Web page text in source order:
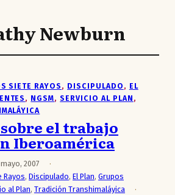
Newburn
SIETE RAYOS , DISCIPULADO ,
EL
, NGSM, SERVICIO AL PLAN
el trabajo
Iberoamérica
2007
Rayos, Discipulado, El Plan, Grupos
al Plan, Tradición Transhimaláyica